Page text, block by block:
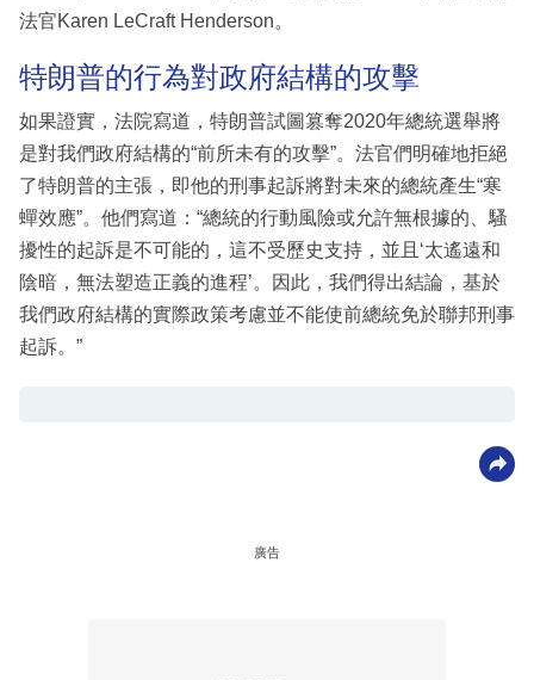
法官Karen LeCraft Henderson。
特朗普的行為對政府結構的攻擊
如果證實，法院寫道，特朗普試圖篡奪2020年總統選舉將
是對我們政府結構的“前所未有的攻擊”。法官們明確地拒絕
了特朗普的主張，即他的刑事起訴將對未來的總統產生“寒
蟬效應”。他們寫道：“總統的行動風險或允許無根據的、騷
擾性的起訴是不可能的，這不受歷史支持，並且‘太遙遠和
陰暗，無法塑造正義的進程’。因此，我們得出結論，基於
我們政府結構的實際政策考慮並不能使前總統免於聯邦刑事
起訴。”
廣告